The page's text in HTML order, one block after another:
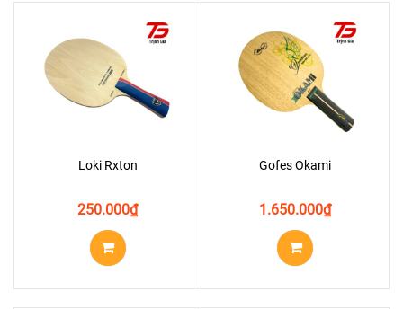
Loki Rxton
₫
250.000
Gofes Okami
₫
1.650.000